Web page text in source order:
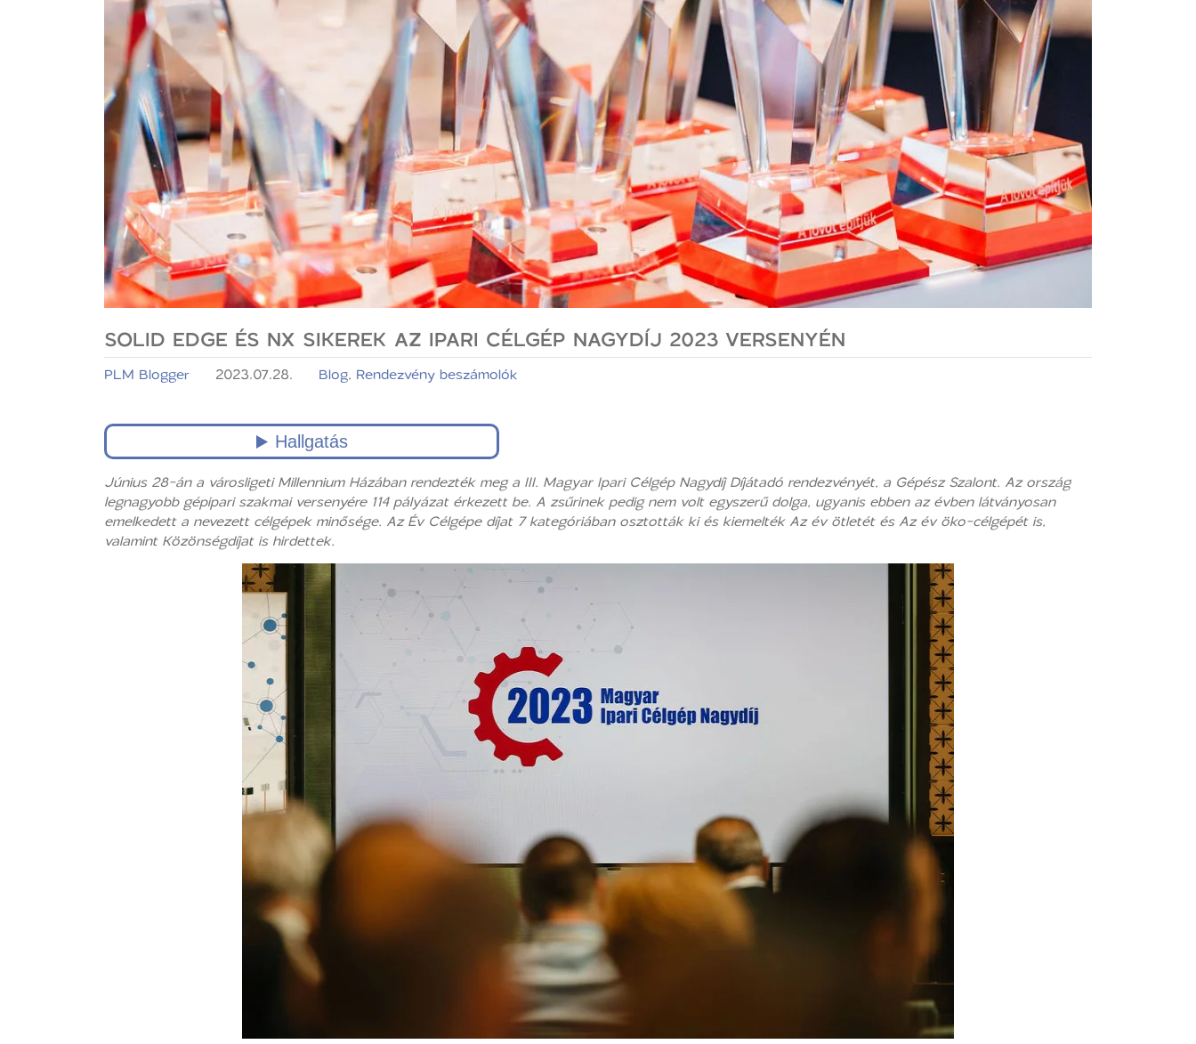
SOLID EDGE ÉS NX SIKEREK AZ IPARI CÉLGÉP NAGYDÍJ 2023 VERSENYÉN
PLM Blogger 2023.07.28. Blog, Rendezvény beszámolók
Június 28-án a városligeti Millennium Házában rendezték meg a III. Magyar Ipari Célgép Nagydíj Díjátadó rendezvényét, a Gépész Szalont. Az ország
legnagyobb gépipari szakmai versenyére 114 pályázat érkezett be. A zsűrinek pedig nem volt egyszerű dolga, ugyanis ebben az évben látványosan
emelkedett a nevezett célgépek minősége. Az Év Célgépe díjat 7 kategóriában osztották ki és kiemelték Az év ötletét és Az év öko-célgépét is,
valamint Közönségdíjat is hirdettek.